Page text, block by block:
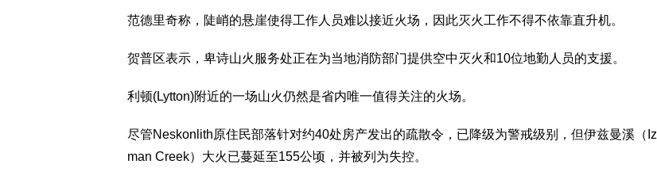
范德里奇称，陡峭的悬崖使得工作人员难以接近火场，因此灭火工作不得不依靠直升机。
贺普区表示，卑诗山火服务处正在为当地消防部门提供空中灭火和10位地勤人员的支援。
利顿(Lytton)附近的一场山火仍然是省内唯一值得关注的火场。
尽管Neskonlith原住民部落针对约40处房产发出的疏散令，已降级为警戒级别，但伊兹曼溪（Iz
man Creek）大火已蔓延至155公顷，并被列为失控。